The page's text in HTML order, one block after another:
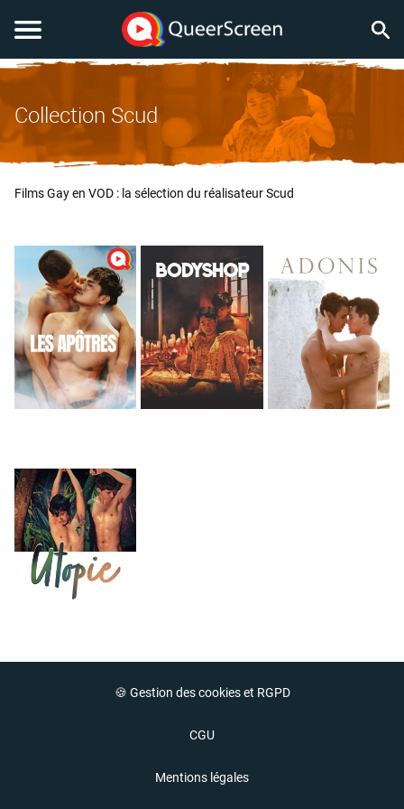
Collection Scud
Films Gay en VOD : la sélection du réalisateur Scud
🍪 Gestion des cookies et RGPD
CGU
Mentions légales